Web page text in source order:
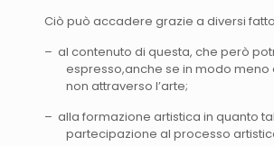
Ciò può accadere grazie a diversi
– al contenuto di questa, che però
espresso,anche se in modo meno
non attraverso l’arte;
– alla formazione artistica in quanto
partecipazione al processo